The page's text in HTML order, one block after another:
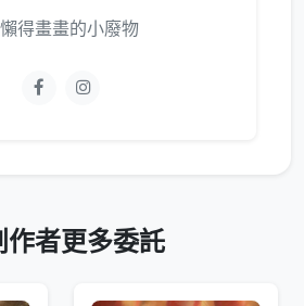
得畫畫的小廢物
作者更多委託